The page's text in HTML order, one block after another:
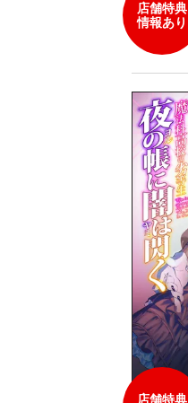
店舗特典
情報あり
店舗特典